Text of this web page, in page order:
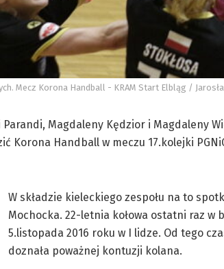
Mecz Korona Handball - KRAM Start Elbląg /
Magdaleny Kędzior i Magdaleny
Korona Handball w meczu 17.kolejki
W składzie kieleckiego zespołu na to
Mochocka. 22-letnia kołowa ostatni raz w
5.listopada 2016 roku w I lidze. Od tego
doznała poważnej kontuzji kolana.